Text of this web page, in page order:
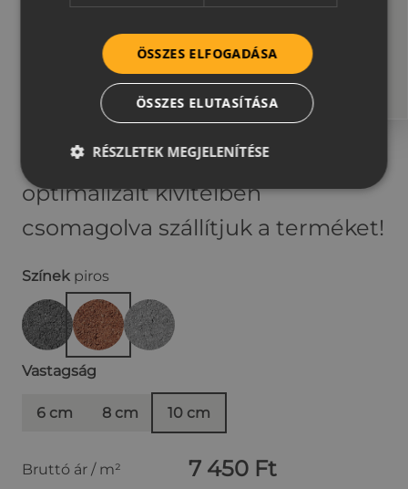
míg 10 cm vastagságú kivitelét
zökkenőmentes élképzéssel
kínáljuk. Valamennyi
vastagságban gépi burkolásra
optimalizált kivitelben
csomagolva szállítjuk a terméket!
Színek piros
Vastagság
6 cm 8 cm 10 cm
Bruttó ár / m² 7 450 Ft
ÖSSZES ELFOGADÁSA
ÖSSZES ELUTASÍTÁSA
RÉSZLETEK MEGJELENÍTÉSE